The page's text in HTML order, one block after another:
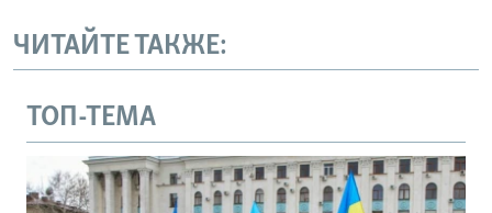
ЧИТАЙТЕ ТАКЖЕ:
ТОП-ТЕМА